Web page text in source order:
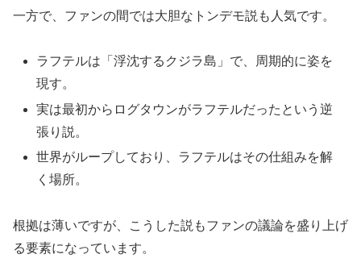
一方で、ファンの間では大胆なトンデモ説も人気です。
ラフテルは「浮沈するクジラ島」で、周期的に姿を
現す。
実は最初からログタウンがラフテルだったという逆
張り説。
世界がループしており、ラフテルはその仕組みを解
く場所。
根拠は薄いですが、こうした説もファンの議論を盛り上げ
る要素になっています。